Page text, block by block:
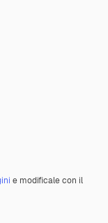
e modificale con il